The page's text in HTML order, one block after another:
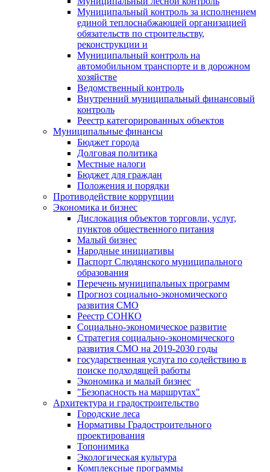
Муниципальный контроль за исполнением
единой теплоснабжающей организацией
обязательств по строительству,
реконструкции и
Муниципальный контроль на
автомобильном транспорте и в дорожном
хозяйстве
Ведомственный контроль
Внутренний муниципальный финансовый
контроль
Реестр категорированных объектов
Муниципальные финансы
Бюджет города
Долговая политика
Местные налоги
Бюджет для граждан
Положения и порядки
Противодействие коррупции
Экономика и бизнес
Дислокация объектов торговли, услуг,
пунктов общественного питания
Малый бизнес
Народные инициативы
Паспорт Слюдянского муниципального
образования
Перечень муниципальных программ
Прогноз социально-экономического
развития СМО
Реестр СОНКО
Социально-экономическое развитие
Стратегия социально-экономического
развития СМО на 2019-2030 годы
государственная услуга по содействию в
поиске подходящей работы
Экономика и малый бизнес
"Безопасность на маршрутах"
Архитектура и градостроительство
Городские леса
Нормативы Градостроительного
проектирования
Топонимика
Экологическая культура
Комплексные программы